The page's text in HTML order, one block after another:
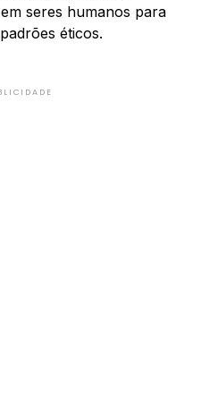
seres humanos para
éticos.